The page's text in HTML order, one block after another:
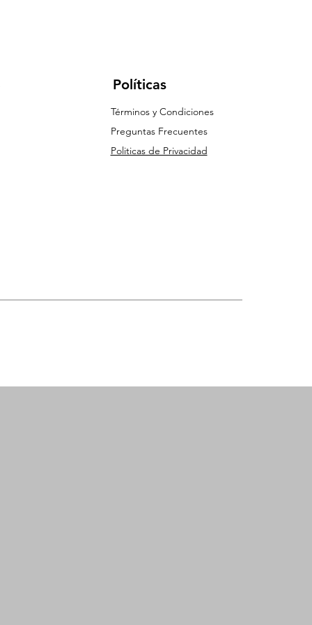
Políticas
Términos y Condiciones
Preguntas Frecuentes
Politicas de Privacidad